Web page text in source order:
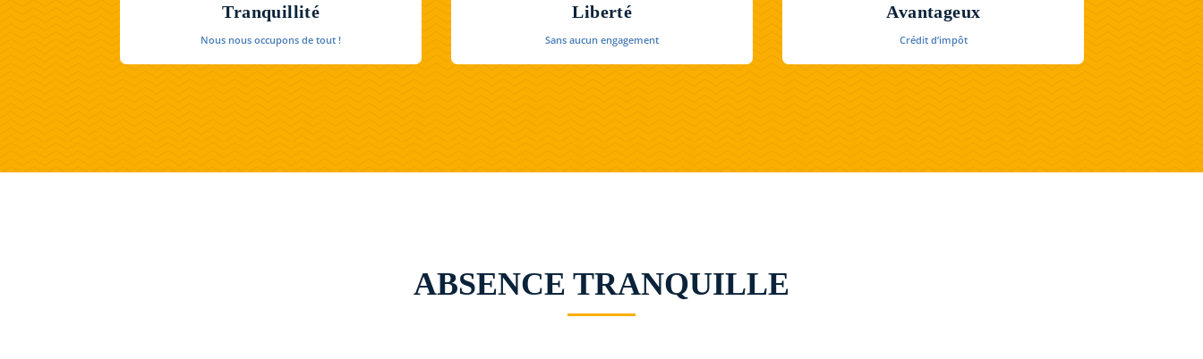
Tranquillité
Nous nous occupons de tout !
Liberté
Sans aucun engagement
Avantageux
Crédit d’impôt
ABSENCE TRANQUILLE